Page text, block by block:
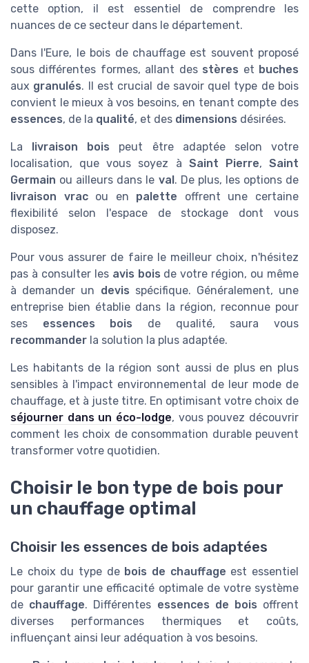
cette option, il est essentiel de comprendre les
nuances de ce secteur dans le département.
Dans l'Eure, le bois de chauffage est souvent proposé
sous différentes formes, allant des stères et buches
aux granulés. Il est crucial de savoir quel type de bois
convient le mieux à vos besoins, en tenant compte des
essences, de la qualité, et des dimensions désirées.
La livraison bois peut être adaptée selon votre
localisation, que vous soyez à Saint Pierre,Saint
Germain ou ailleurs dans le val. De plus, les options de
livraison vracou en palette offrent une certaine
flexibilité selon l'espace de stockage dont vous
disposez.
Pour vous assurer de faire le meilleur choix, n'hésitez
pas à consulter les avis bois de votre région, ou même
à demander un devis spécifique. Généralement, une
entreprise bien établie dans la région, reconnue pour
ses essences bois de qualité, saura vous
recommander la solution la plus adaptée.
Les habitants de la région sont aussi de plus en plus
sensibles à l'impact environnemental de leur mode de
chauffage, et à juste titre. En optimisant votre choix de
séjourner dans un éco-lodge, vous pouvez découvrir
comment les choix de consommation durable peuvent
transformer votre quotidien.
Choisir le bon type de bois pour
un chauffage optimal
Choisir les essences de bois adaptées
Le choix du type de bois de chauffage est essentiel
pour garantir une efficacité optimale de votre système
de chauffage. Différentes essences de bois offrent
diverses performances thermiques et coûts,
influençant ainsi leur adéquation à vos besoins.